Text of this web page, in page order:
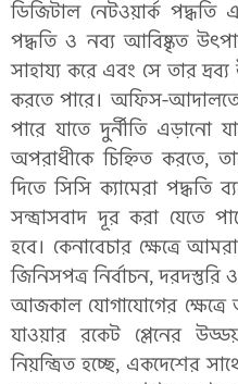
ডিজিটাল নেটওয়ার্ক
পদ্ধতি ও নব্য আবিষ্কৃত
সাহায্য করে এবং সে তার
করতে পারে। অফিস-আদালতে
পারে যাতে দুর্নীতি এড়ানো
অপরাধীকে চিহ্নিত করতে,
দিতে সিসি ক্যামেরা পদ্ধতি
সন্ত্রাসবাদ দূর করা যেতে
হবে। কেনাবেচার ক্ষেত্রে
জিনিসপত্র নির্বাচন, দরদস্তুরি
আজকাল যোগাযোগের ক্ষেত্রে
যাওয়ার রকেট প্লেনের
নিয়ন্ত্রিত হচ্ছে, একদেশের